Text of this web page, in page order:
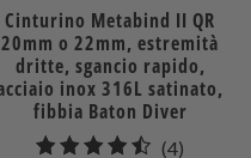
Cinturino Metabind II QR
20mm o 22mm, estremità
dritte, sgancio rapido,
inox 316L satinato,
fibbia Baton Diver
(4)